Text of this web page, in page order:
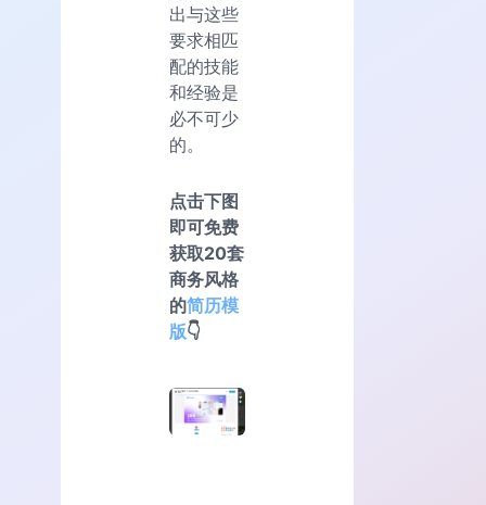
出与这些
要求相匹
配的技能
和经验是
必不可少
的。
点击下图
即可免费
获取20套
商务风格
的简历模
版👇